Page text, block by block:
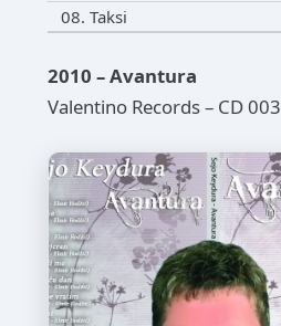
08. Taksi
2010 – Avantura
Valentino Records – CD 003